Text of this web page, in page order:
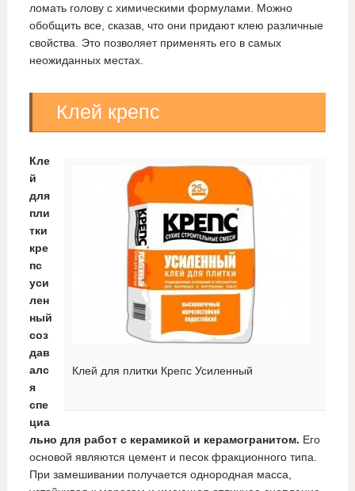
ломать голову с химическими формулами. Можно
обобщить все, сказав, что они придают клею различные
свойства. Это позволяет применять его в самых
неожиданных местах.
Клей крепс
Клей для плитки Крепс Усиленный
Кле
й
для
пли
тки
кре
пс
уси
лен
ный
соз
дав
алс
я
спе
циа
льно для работ с керамикой и керамогранитом. Его
основой являются цемент и песок фракционного типа.
При замешивании получается однородная масса,